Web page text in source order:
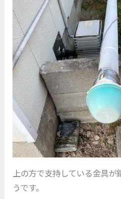
上の方で支持している金具
うです。